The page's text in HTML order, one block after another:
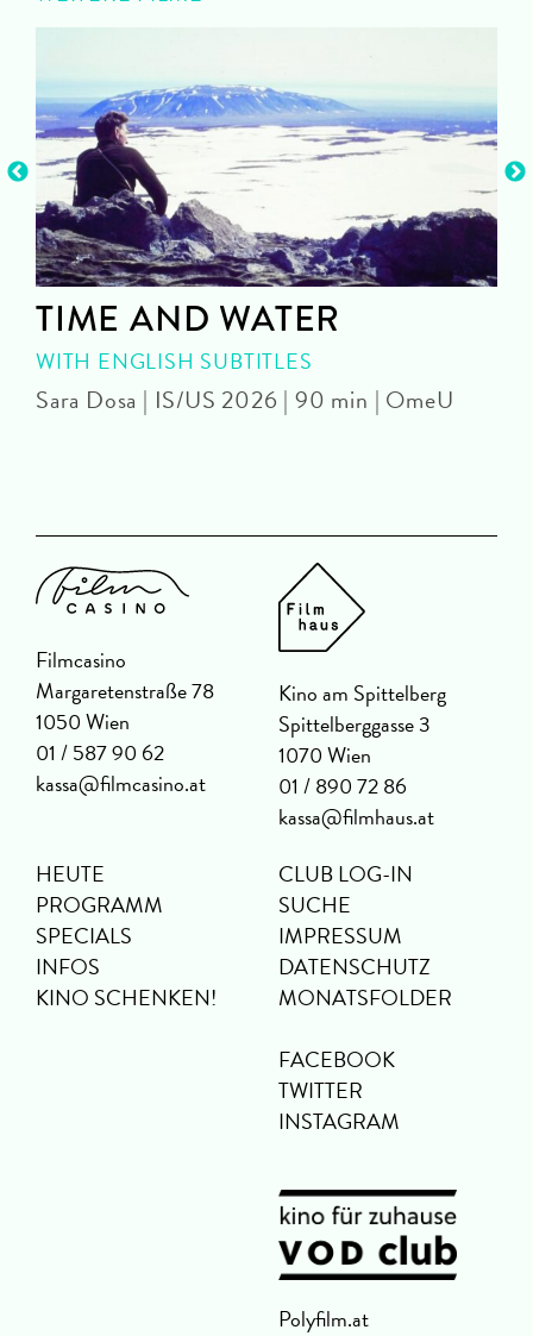
TIME AND WATER
WITH ENGLISH SUBTITLES
Sara Dosa | IS/US 2026 | 90 min | OmeU
Filmcasino
Margaretenstraße 78
1050 Wien
01 / 587 90 62
kassa@filmcasino.at
Kino am Spittelberg
Spittelberggasse 3
1070 Wien
01 / 890 72 86
kassa@filmhaus.at
HEUTE
PROGRAMM
SPECIALS
INFOS
KINO SCHENKEN!
CLUB LOG-IN
SUCHE
IMPRESSUM
DATENSCHUTZ
MONATSFOLDER
FACEBOOK
TWITTER
INSTAGRAM
Polyfilm.at